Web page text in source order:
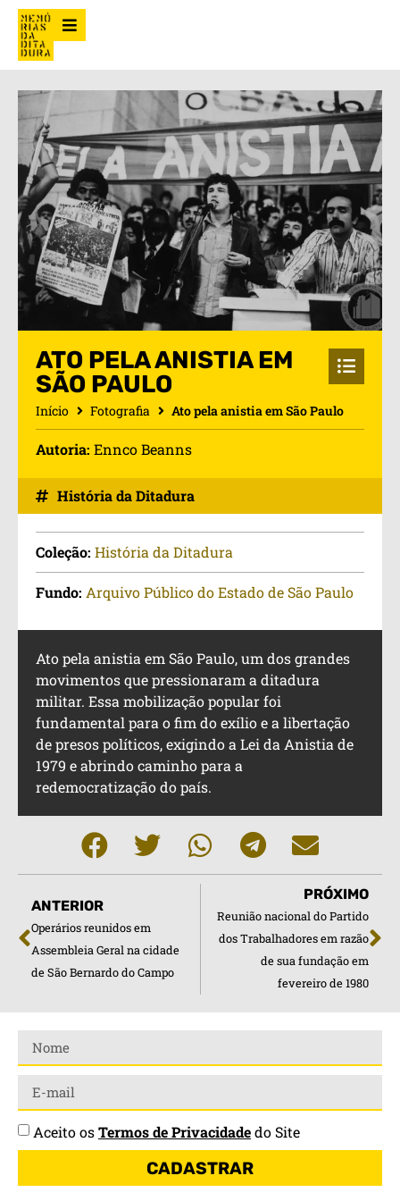
ATO PELA ANISTIA EM
SÃO PAULO
Início Fotografia Ato pela anistia em São Paulo
Autoria: Ennco Beanns
História da Ditadura
Coleção: História da Ditadura
Fundo: Arquivo Público do Estado de São Paulo
Ato pela anistia em São Paulo, um dos grandes
movimentos que pressionaram a ditadura
militar. Essa mobilização popular foi
fundamental para o fim do exílio e a libertação
de presos políticos, exigindo a Lei da Anistia de
1979 e abrindo caminho para a
redemocratização do país.
ANTERIOR
Operários reunidos em
Assembleia Geral na cidade
de São Bernardo do Campo
PRÓXIMO
Reunião nacional do Partido
dos Trabalhadores em razão
de sua fundação em
fevereiro de 1980
Aceito osTermos de Privacidadedo Site
CADASTRAR